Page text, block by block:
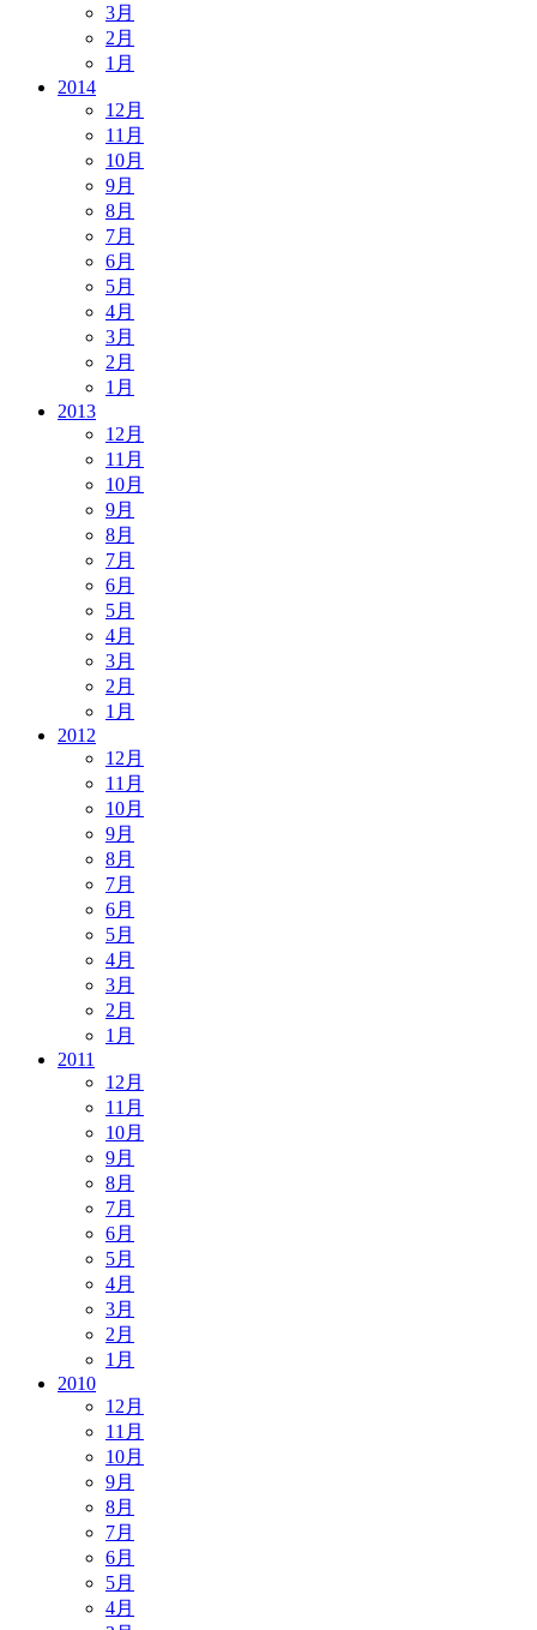
3月
2月
1月
2014
12月
11月
10月
9月
8月
7月
6月
5月
4月
3月
2月
1月
2013
12月
11月
10月
9月
8月
7月
6月
5月
4月
3月
2月
1月
2012
12月
11月
10月
9月
8月
7月
6月
5月
4月
3月
2月
1月
2011
12月
11月
10月
9月
8月
7月
6月
5月
4月
3月
2月
1月
2010
12月
11月
10月
9月
8月
7月
6月
5月
4月